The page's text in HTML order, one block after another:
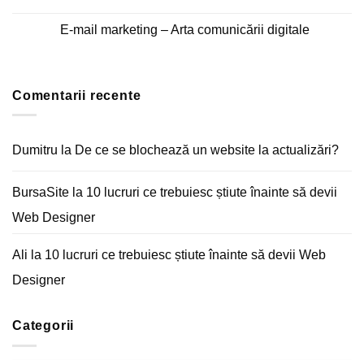
iPhone
la
unui
magazin
E-mail marketing – Arta comunicării digitale
marketing
Comentarii recente
Dumitru la De ce se blochează un website la actualizări?
BursaSite la 10 lucruri ce trebuiesc știute înainte să devii
Web Designer
Ali la 10 lucruri ce trebuiesc știute înainte să devii Web
Designer
Categorii